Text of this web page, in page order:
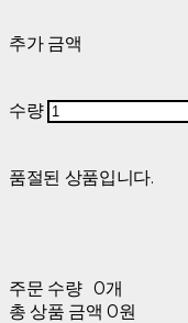
추가 금액
수량
품절된 상품입니다.
주문 수량 0개
총 상품 금액 0원